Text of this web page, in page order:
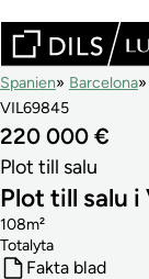
Spanien Barcelona
VIL69845
220 000 €
Plot till salu
Plot till salu i
Totalyta
108m²
Fakta blad